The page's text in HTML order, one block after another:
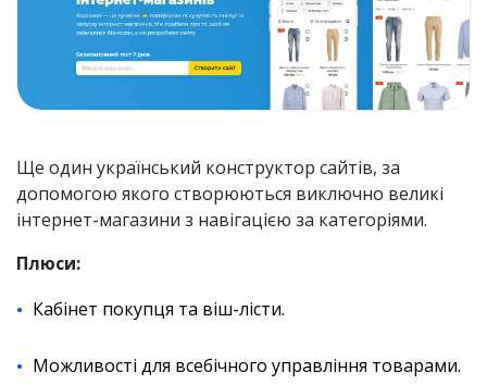
Ще один український конструктор сайтів, за
допомогою якого створюються виключно великі
інтернет-магазини з навігацією за категоріями.
Плюси:
Кабінет покупця та віш-лісти.
Можливості для всебічного управління товарами.